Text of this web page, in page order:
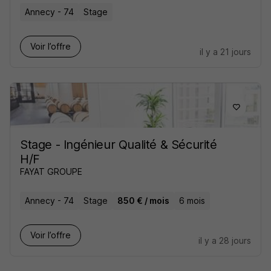
Annecy - 74 Stage
Voir l’offre
il y a 21 jours
Stage - Ingénieur Qualité & Sécurité
H/F
FAYAT GROUPE
Annecy - 74 Stage 850 € / mois 6 mois
Voir l’offre
il y a 28 jours